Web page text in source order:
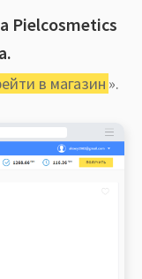
Pielcosmetics
в магазин ».